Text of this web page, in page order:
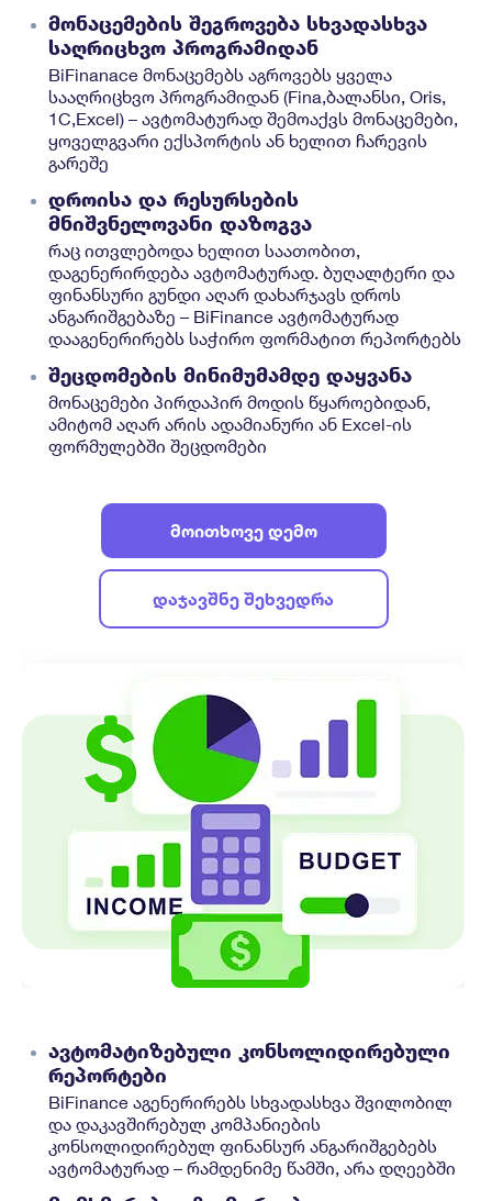
მონაცემების შეგროვება სხვადასხვა
საღრიცხვო პროგრამიდან
BiFinanace მონაცემებს აგროვებს ყველა
სააღრიცხვო პროგრამიდან (Fina,ბალანსი, Oris,
1C,Excel) – ავტომატურად შემოაქვს მონაცემები,
ყოველგვარი ექსპორტის ან ხელით ჩარევის
გარეშე
დროისა და რესურსების
მნიშვნელოვანი დაზოგვა
რაც ითვლებოდა ხელით საათობით,
დაგენერირდება ავტომატურად. ბუღალტერი და
ფინანსური გუნდი აღარ დახარჯავს დროს
ანგარიშგებაზე – BiFinance ავტომატურად
დააგენერირებს საჭირო ფორმატით რეპორტებს
შეცდომების მინიმუმამდე დაყვანა
მონაცემები პირდაპირ მოდის წყაროებიდან,
ამიტომ აღარ არის ადამიანური ან Excel-ის
ფორმულებში შეცდომები
მოითხოვე დემო
დაჯავშნე შეხვედრა
ავტომატიზებული კონსოლიდირებული
რეპორტები
BiFinance აგენერირებს სხვადასხვა შვილობილ
და დაკავშირებულ კომპანიების
კონსოლიდირებულ ფინანსურ ანგარიშგებებს
ავტომატურად – რამდენიმე წამში, არა დღეებში